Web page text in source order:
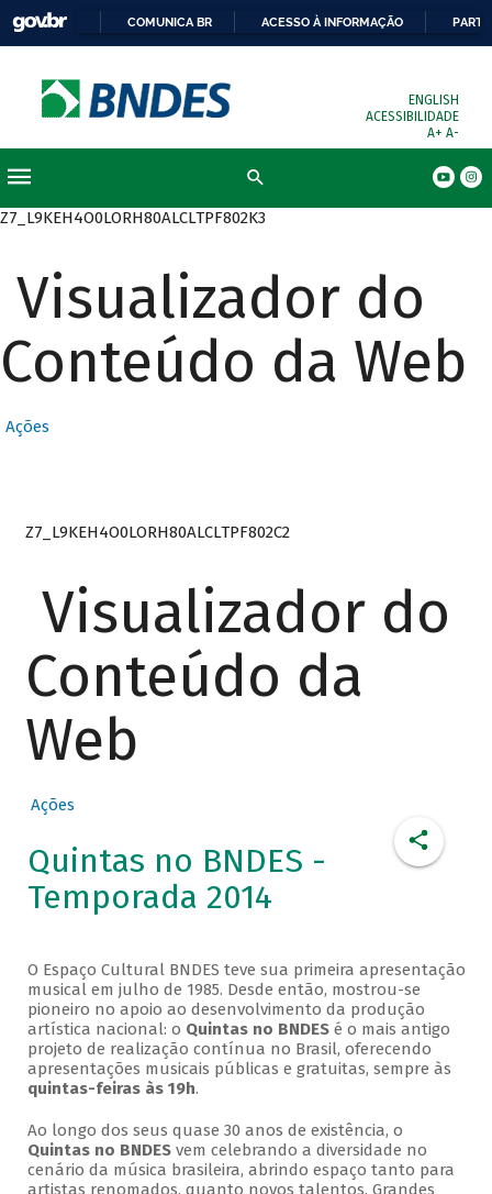
COMUNICA BR ACESSO À INFORMAÇÃO
ENGLISH
ACESSIBILIDADE
A+ A-
Z7_L9KEH4O0LORH80ALCLTPF802K3
Visualizador do
Conteúdo da Web
Ações
Z7_L9KEH4O0LORH80ALCLTPF802C2
Visualizador do
Conteúdo da
Web
Ações
Quintas no BNDES -
Temporada 2014
O Espaço Cultural BNDES teve sua primeira apresentação
musical em julho de 1985. Desde então, mostrou-se
pioneiro no apoio ao desenvolvimento da produção
artística nacional: o Quintas no BNDESé o mais antigo
projeto de realização contínua no Brasil, oferecendo
apresentações musicais públicas e gratuitas, sempre às
quintas-feiras às 19h.
Ao longo dos seus quase 30 anos de existência, o
Quintas no BNDESvem celebrando a diversidade no
cenário da música brasileira, abrindo espaço tanto para